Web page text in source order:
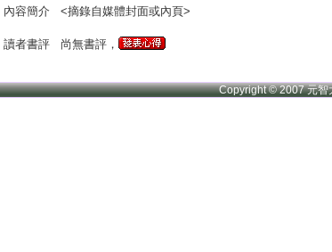
內容簡介 <摘錄自媒體封面或內頁>
讀者書評 尚無書評，
Copyright © 2007 元智